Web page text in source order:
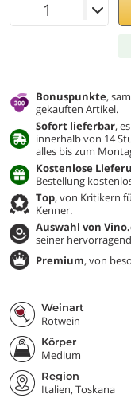
Bonuspunkte,
gekauften Artikel.
Sofort lieferbar,
innerhalb von 14
alles bis zum
Kostenlose
Bestellung
Top, von Kritikern
Kenner.
Auswahl von
seiner
Premium, von
Weinart
Rotwein
Körper
Medium
Region
Italien, Toskana